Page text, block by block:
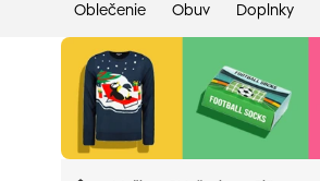
Oblečenie Obuv Doplnky